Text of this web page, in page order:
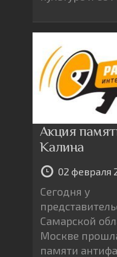
Акция
Калина
02 февраля
Сегодня у
Самарской
Москве
памяти